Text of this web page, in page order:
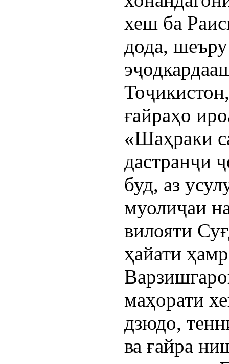
хеш ба
дода,
ғайраҳо
«Шаҳраки
дастранҷи
буд, аз
муолиҷаи
вилояти
ҳайати
маҳорати
дзюдо,
ва ғайра